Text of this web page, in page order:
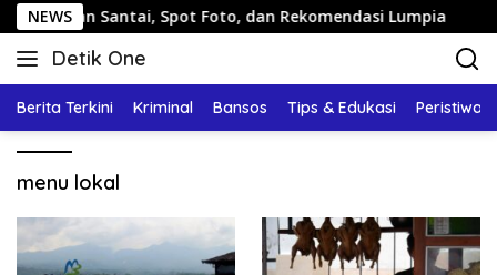
Langsung
ke
konten
NEWS
Santai, Spot Foto, dan Rekomendasi Lumpia
Detik One
Tajam
Fakta
Berita Terkini Kriminal Bansos Tips & Edukasi Peristiwa
menu lokal